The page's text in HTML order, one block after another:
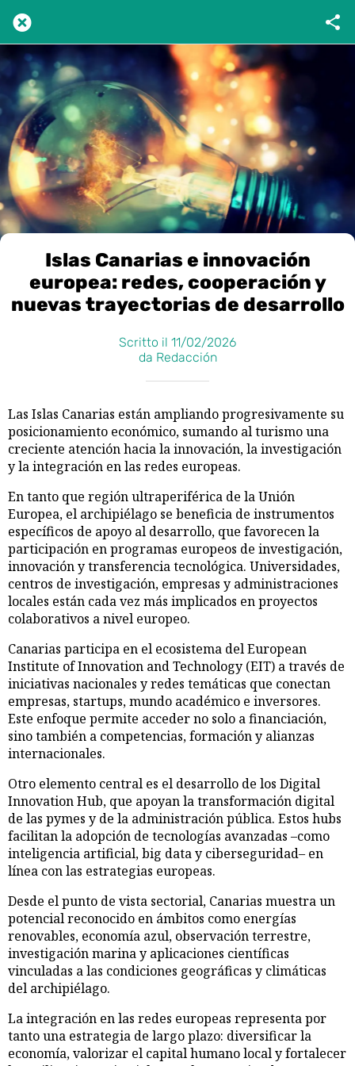
Islas Canarias e innovación
europea: redes, cooperación y
nuevas trayectorias de desarrollo
Scritto il 11/02/2026
da Redacción
Las Islas Canarias están ampliando progresivamente su
posicionamiento económico, sumando al turismo una
creciente atención hacia la innovación, la investigación
y la integración en las redes europeas.
En tanto que región ultraperiférica de la Unión
Europea, el archipiélago se beneficia de instrumentos
específicos de apoyo al desarrollo, que favorecen la
participación en programas europeos de investigación,
innovación y transferencia tecnológica. Universidades,
centros de investigación, empresas y administraciones
locales están cada vez más implicados en proyectos
colaborativos a nivel europeo.
Canarias participa en el ecosistema del European
Institute of Innovation and Technology (EIT) a través de
iniciativas nacionales y redes temáticas que conectan
empresas, startups, mundo académico e inversores.
Este enfoque permite acceder no solo a financiación,
sino también a competencias, formación y alianzas
internacionales.
Otro elemento central es el desarrollo de los Digital
Innovation Hub, que apoyan la transformación digital
de las pymes y de la administración pública. Estos hubs
facilitan la adopción de tecnologías avanzadas –como
inteligencia artificial, big data y ciberseguridad– en
línea con las estrategias europeas.
Desde el punto de vista sectorial, Canarias muestra un
potencial reconocido en ámbitos como energías
renovables, economía azul, observación terrestre,
investigación marina y aplicaciones científicas
vinculadas a las condiciones geográficas y climáticas
del archipiélago.
La integración en las redes europeas representa por
tanto una estrategia de largo plazo: diversificar la
economía, valorizar el capital humano local y fortalecer